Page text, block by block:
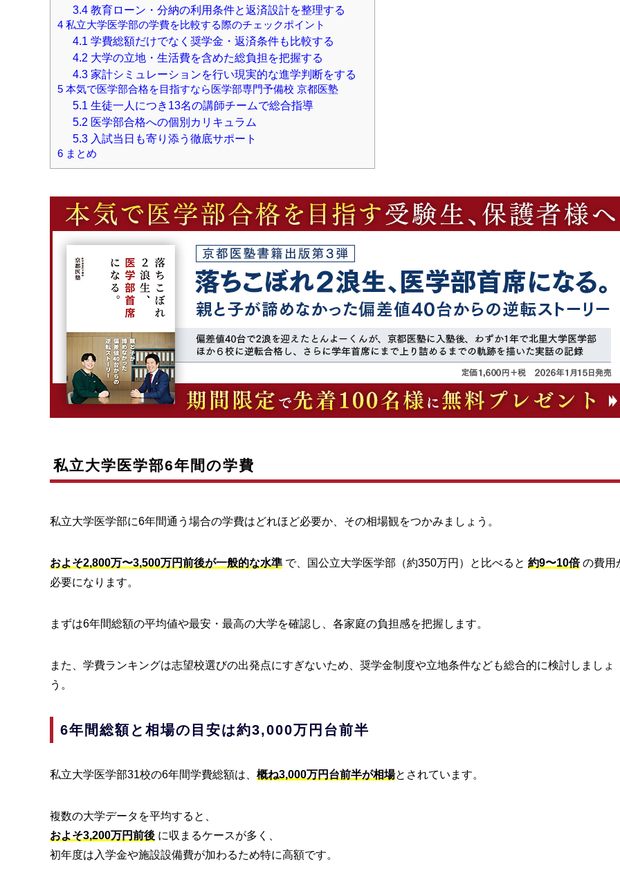
3.4教育ローン・分納の利用条件と返済設計を整理する
4 私立大学医学部の学費を比較する際のチェックポイント
4.1 学費総額だけでなく奨学金・返済条件も比較する
4.2 大学の立地・生活費を含めた総負担を把握する
4.3家計シミュレーションを行い現実的な進学判断をする
5 本気で医学部合格を目指すなら医学部専門予備校 京都医塾
5.1 生徒一人につき13名の講師チームで総合指導
5.2 医学部合格への個別カリキュラム
5.3入試当日も寄り添う徹底サポート
6 まとめ
私立大学医学部6年間の学費
私立大学医学部に6年間通う場合の学費はどれほど必要か、その相場観をつかみましょう。
およそ2,800万〜3,500万円前後が一般的な水準 で、国公立大学医学部（約350万円）と比べると 約9〜10倍の費用
必要になります。
まずは6年間総額の平均値や最安・最高の大学を確認し、各家庭の負担感を把握します。
また、学費ランキングは志望校選びの出発点にすぎないため、奨学金制度や立地条件なども総合的に検討しましょ
う。
6年間総額と相場の目安は約3,000万円台前半
私立大学医学部31校の6年間学費総額は、 概ね3,000万円台前半が相場とされています。
複数の大学データを平均すると、
およそ3,200万円前後 に収まるケースが多く、
初年度は入学金や施設設備費が加わるため特に高額です。